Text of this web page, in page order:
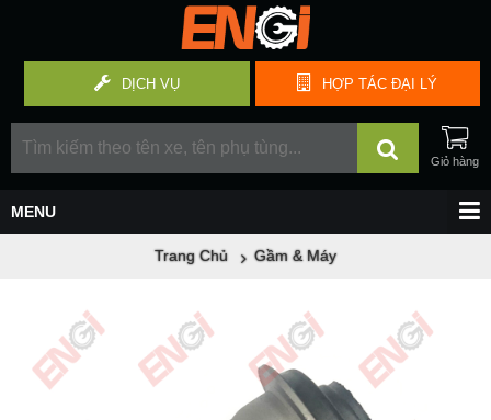
HỢP TÁC ĐẠI LÝ
DỊCH VỤ
Trang Chủ Gầm & Máy